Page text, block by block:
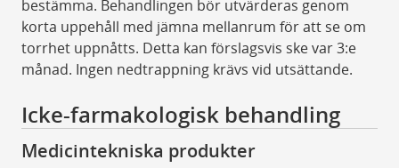
bestämma. Behandlingen bör utvärderas genom
korta uppehåll med jämna mellanrum för att se om
torrhet uppnåtts. Detta kan förslagsvis ske var 3:e
månad. Ingen nedtrappning krävs vid utsättande.
Icke-farmakologisk behandling
Medicintekniska produkter